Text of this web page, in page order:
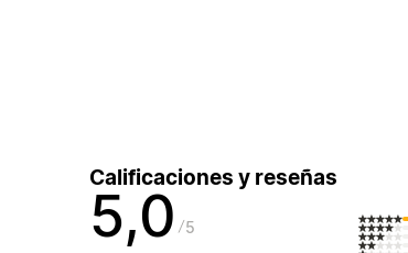
Calificaciones y reseñas
5,0 5